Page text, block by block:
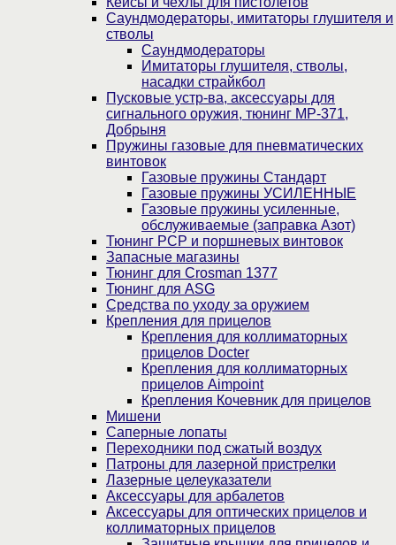
Саундмодераторы, имитаторы глушителя и
стволы
Саундмодераторы
Имитаторы глушителя, стволы,
насадки страйкбол
Пусковые устр-ва, аксессуары для
сигнального оружия, тюнинг МР-371,
Добрыня
Пружины газовые для пневматических
винтовок
Газовые пружины Стандарт
Газовые пружины УСИЛЕННЫЕ
Газовые пружины усиленные,
обслуживаемые (заправка Азот)
Тюнинг PCP и поршневых винтовок
Запасные магазины
Тюнинг для Crosman 1377
Тюнинг для ASG
Средства по уходу за оружием
Крепления для прицелов
Крепления для коллиматорных
прицелов Docter
Крепления для коллиматорных
прицелов Aimpoint
Крепления Кочевник для прицелов
Мишени
Саперные лопаты
Переходники под сжатый воздух
Патроны для лазерной пристрелки
Лазерные целеуказатели
Аксессуары для арбалетов
Аксессуары для оптических прицелов и
коллиматорных прицелов